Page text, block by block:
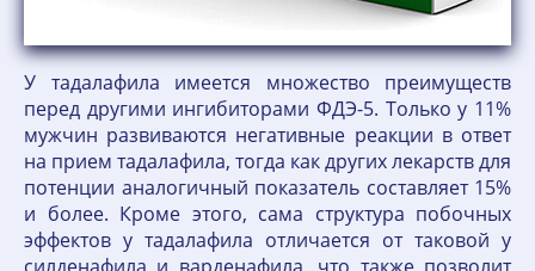
У тадалафила имеется множество преимуществ
перед другими ингибиторами ФДЭ-5. Только у 11%
мужчин развиваются негативные реакции в ответ
на прием тадалафила, тогда как других лекарств для
потенции аналогичный показатель составляет 15%
и более. Кроме этого, сама структура побочных
эффектов у тадалафила отличается от таковой у